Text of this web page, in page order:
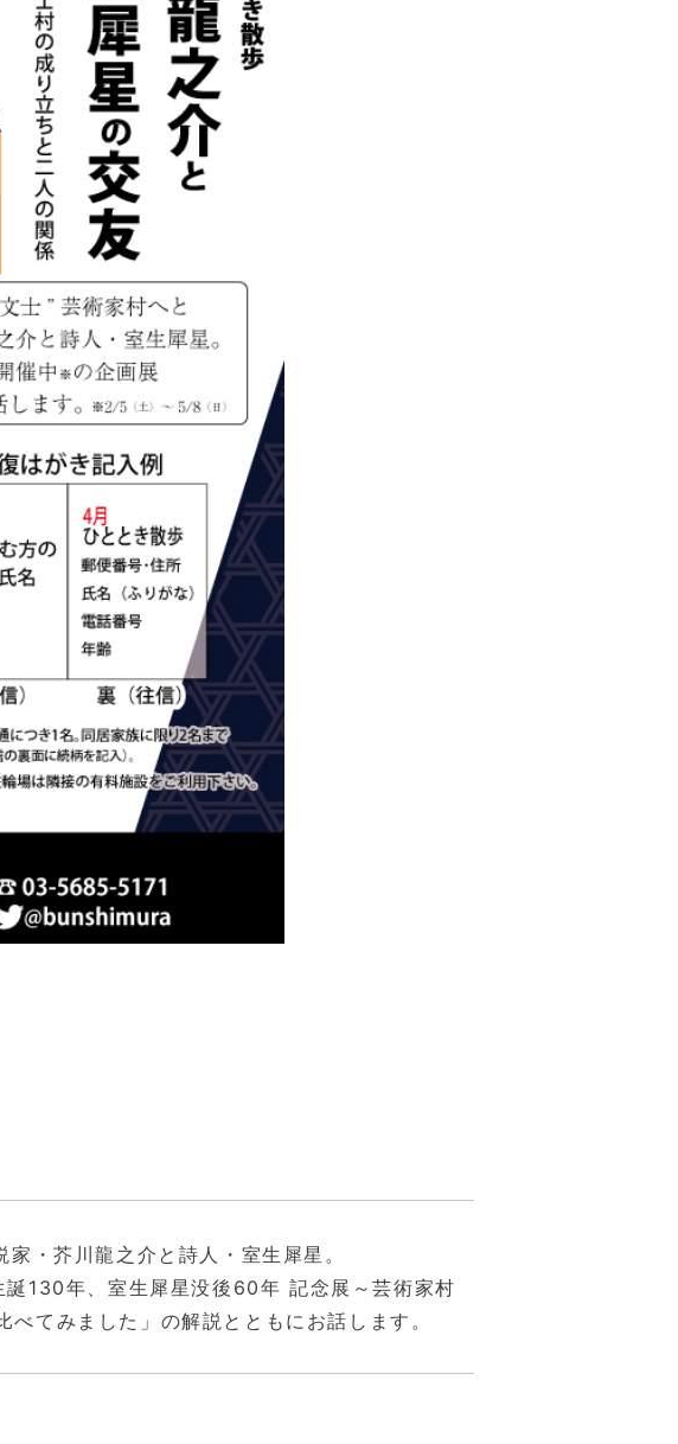
・芥川龍之介と詩人・室生犀星。
130年、室生犀星没後60年 記念展～芸術家村
てみました」の解説とともにお話します。